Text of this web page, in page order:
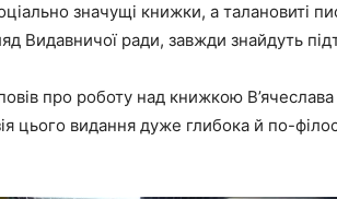
значущі книжки, а талановиті
Видавничої ради, завжди знайдуть
про роботу над книжкою
цього видання дуже глибока й по-